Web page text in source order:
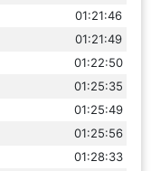
01:21:46
01:21:49
01:22:50
01:25:35
01:25:49
01:25:56
01:28:33